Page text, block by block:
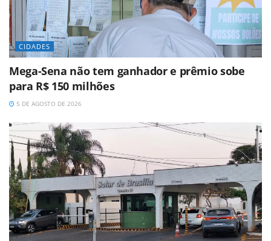
CIDADES
Mega-Sena não tem ganhador e prêmio sobe
para R$ 150 milhões
5 DE AGOSTO DE 2026